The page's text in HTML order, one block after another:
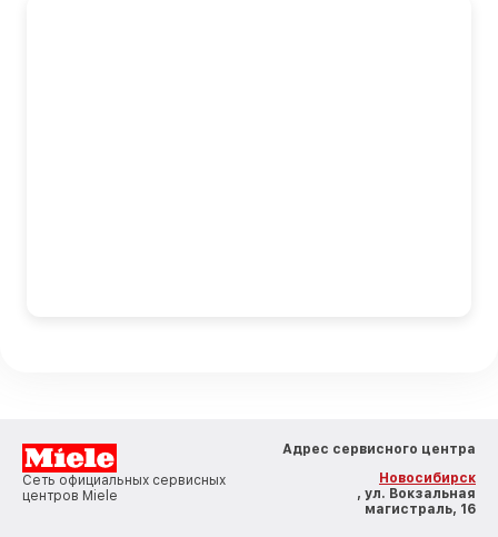
Сеть официальных сервисных
центров Miele
Адрес сервисного центра
Новосибирск
, ул. Вокзальная
магистраль, 16